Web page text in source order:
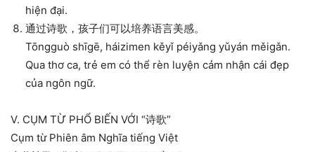
hiện đại.
通过诗歌，孩子们可以培养语言美感。
Tōngguò shīgē, háizimen kěyǐ péiyǎng yǔyán měigǎn.
Qua thơ ca, trẻ em có thể rèn luyện cảm nhận cái đẹp
của ngôn ngữ.
V. CỤM TỪ PHỔ BIẾN VỚI “诗歌”
Cụm từ Phiên âm Nghĩa tiếng Việt